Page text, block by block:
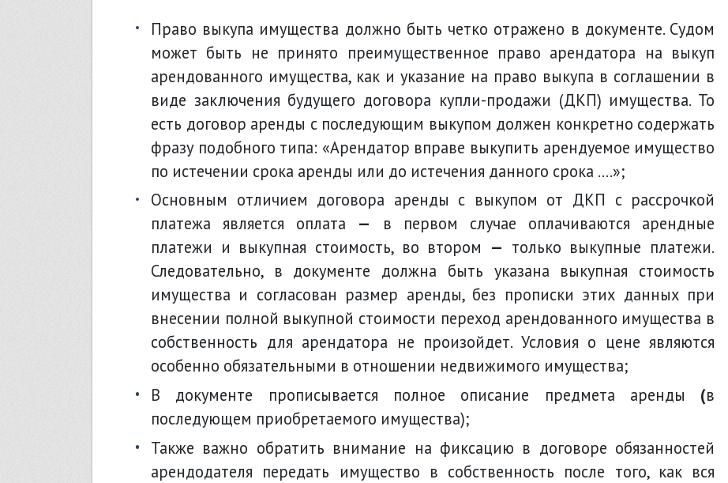
право выкупа имущества должно быть четко отражено в документе. Судом
может быть не принято преимущественное право арендатора на выкуп
арендованного имущества, как и указание на право выкупа в соглашении в
виде заключения будущего договора купли-продажи (ДКП) имущества. То
есть договор аренды с последующим выкупом должен конкретно содержать
фразу подобного типа: «Арендатор вправе выкупить арендуемое имущество
по истечении срока аренды или до истечения данного срока ….»;
основным отличием договора аренды с выкупом от ДКП с рассрочкой
платежа является оплата — в первом случае оплачиваются арендные
платежи и выкупная стоимость, во втором — только выкупные платежи.
Следовательно, в документе должна быть указана выкупная стоимость
имущества и согласован размер аренды, без прописки этих данных при
внесении полной выкупной стоимости переход арендованного имущества в
собственность для арендатора не произойдет. Условия о цене являются
особенно обязательными в отношении недвижимого имущества;
в документе прописывается полное описание предмета аренды (в
последующем приобретаемого имущества);
также важно обратить внимание на фиксацию в договоре обязанностей
арендодателя передать имущество в собственность после того, как вся